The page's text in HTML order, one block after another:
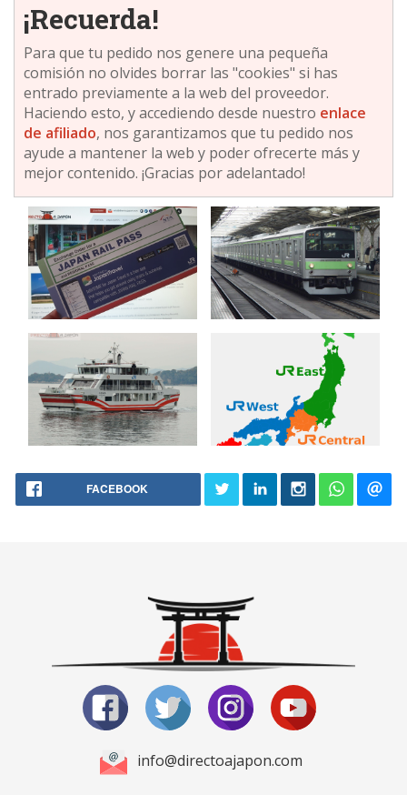
¡Recuerda!
Para que tu pedido nos genere una pequeña
comisión no olvides borrar las "cookies" si has
entrado previamente a la web del proveedor.
Haciendo esto, y accediendo desde nuestro enlace
de afiliado, nos garantizamos que tu pedido nos
ayude a mantener la web y poder ofrecerte más y
mejor contenido. ¡Gracias por adelantado!
FACEBOOK
info@directoajapon.com